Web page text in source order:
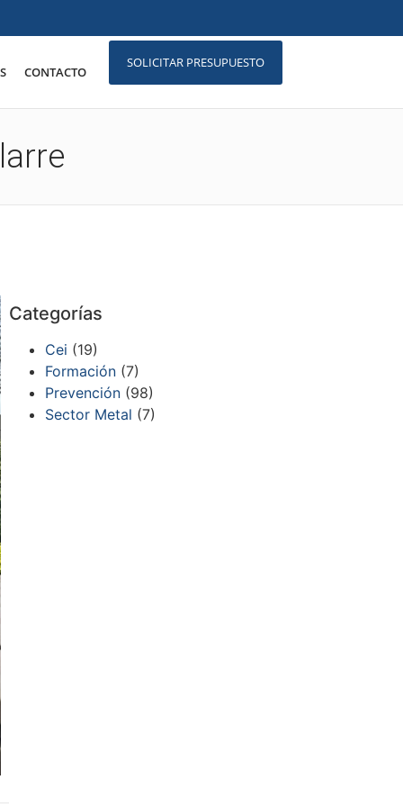
CONTACTO
SOLICITAR PRESUPUESTO
Categorías
Cei (19)
Formación (7)
Prevención (98)
Sector Metal (7)